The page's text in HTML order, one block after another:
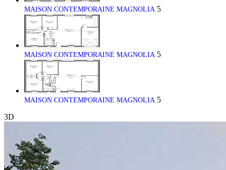
MAISON CONTEMPORAINE MAGNOLIA 5
MAISON CONTEMPORAINE MAGNOLIA 5
MAISON CONTEMPORAINE MAGNOLIA 5
3D